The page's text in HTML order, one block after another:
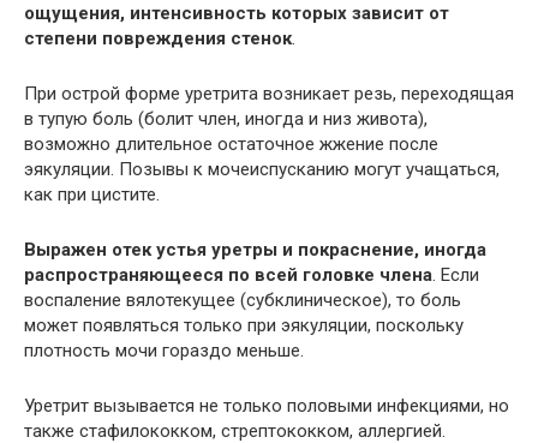
ощущения, интенсивность которых зависит от
степени повреждения стенок.
При острой форме уретрита возникает резь, переходящая
в тупую боль (болит член, иногда и низ живота),
возможно длительное остаточное жжение после
эякуляции. Позывы к мочеиспусканию могут учащаться,
как при цистите.
Выражен отек устья уретры и покраснение, иногда
распространяющееся по всей головке члена. Если
воспаление вялотекущее (субклиническое), то боль
может появляться только при эякуляции, поскольку
плотность мочи гораздо меньше.
Уретрит вызывается не только половыми инфекциями, но
также стафилококком, стрептококком, аллергией.